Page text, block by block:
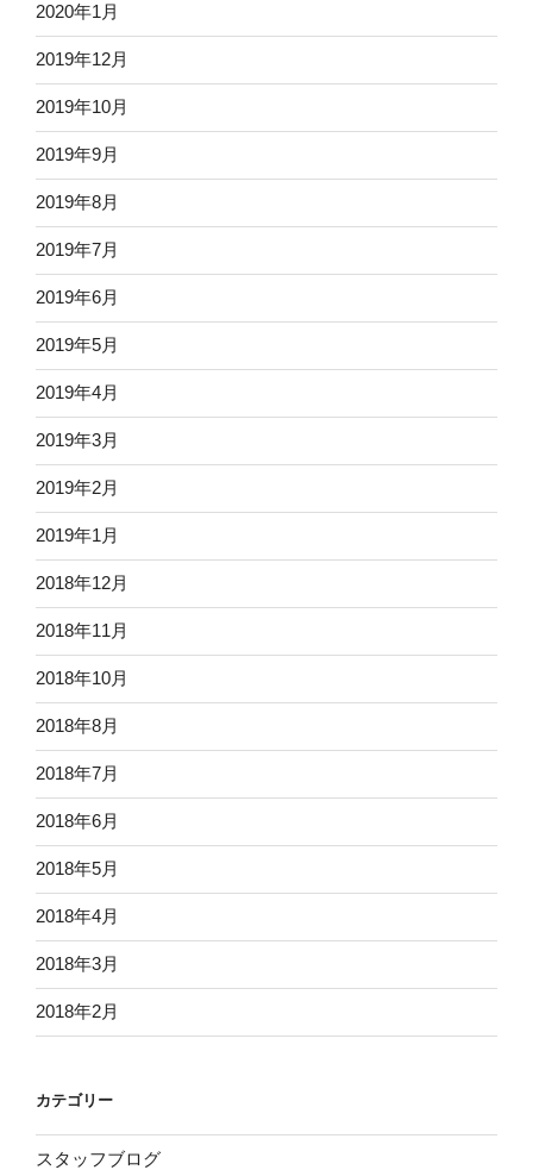
2020年1月
2019年12月
2019年10月
2019年9月
2019年8月
2019年7月
2019年6月
2019年5月
2019年4月
2019年3月
2019年2月
2019年1月
2018年12月
2018年11月
2018年10月
2018年8月
2018年7月
2018年6月
2018年5月
2018年4月
2018年3月
2018年2月
カテゴリー
スタッフブログ